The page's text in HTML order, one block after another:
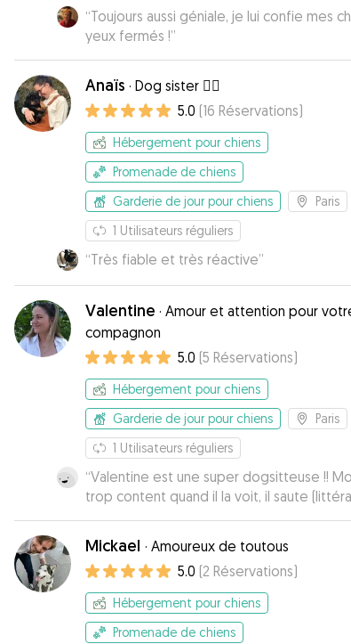
“Toujours aussi géniale, je lui confie mes
yeux fermés !”
Anaïs · Dog sister 👯‍♀️
5.0 (16 Réservations)
Hébergement pour chiens
Promenade de chiens
Garderie de jour pour chiens
Paris
1 Utilisateurs réguliers
“Très fiable et très réactive”
Valentine · Amour et attention pour
compagnon
5.0 (5 Réservations)
Hébergement pour chiens
Garderie de jour pour chiens
Paris
1 Utilisateurs réguliers
“Valentine est une super dogsitteuse !!
trop content quand il la voit, il saute (littéralement) de
joie. Digne de confiance et attentionnée je vous la
recommande.
Mickael · Amoureux de toutous
5.0 (2 Réservations)
Hébergement pour chiens
Promenade de chiens